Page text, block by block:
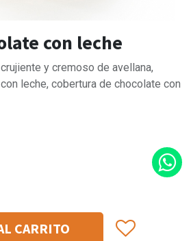
con leche
y cremoso de avellana,
leche, cobertura de chocolate con
CARRITO